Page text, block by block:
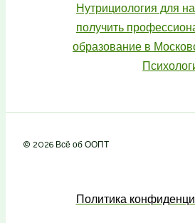
Нутрициология для
получить
образование в
© 2026 Всё об ООПТ
Политика